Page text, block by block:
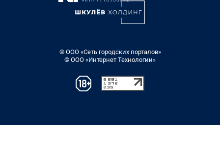
© ООО «Сеть городских порталов»
© ООО «Интернет Технологии»